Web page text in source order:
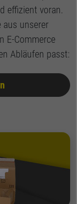
effizient voran.
aus unserer
E-Commerce
Abläufen passt: